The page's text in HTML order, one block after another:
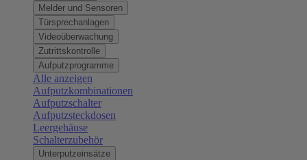
Melder und Sensoren
Türsprechanlagen
Videoüberwachung
Zutrittskontrolle
Aufputzprogramme
Alle anzeigen
Aufputzkombinationen
Aufputzschalter
Aufputzsteckdosen
Leergehäuse
Schalterzubehör
Unterputzeinsätze